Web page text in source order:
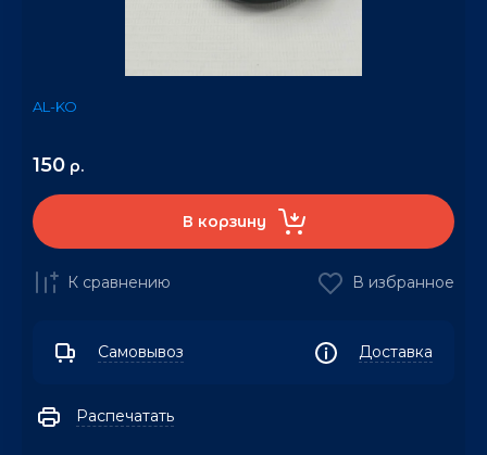
AL-KO
150 р.
В корзину
К сравнению В избранное
Самовывоз Доставка
Распечатать